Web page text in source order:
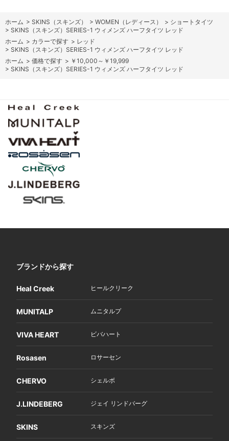
ホーム > SKINS（スキンズ） > WOMEN（レディース） > ショートタイツ
> SKINS（スキンズ）SERIES-1 ウィメンズ ハーフタイツ レッド
ホーム > カラーで探す > レッド
> SKINS（スキンズ）SERIES-1 ウィメンズ ハーフタイツ レッド
ホーム > 価格で探す > ￥10,000～￥19,999
> SKINS（スキンズ）SERIES-1 ウィメンズ ハーフタイツ レッド
ブランドから探す
Heal Creek ヒールクリーク
MUNITALP ムニタルプ
VIVA HEART ビバハート
Rosasen ロサーセン
CHERVO シェルボ
J.LINDEBERG ジェイ リンドバーグ
SKINS スキンズ